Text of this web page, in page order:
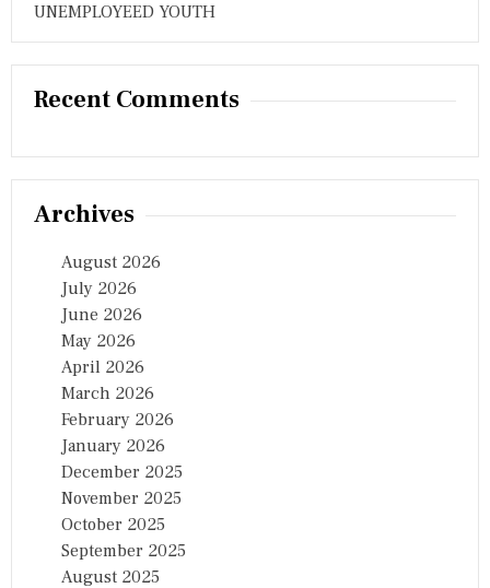
UNEMPLOYEED YOUTH
Recent Comments
Archives
August 2026
July 2026
June 2026
May 2026
April 2026
March 2026
February 2026
January 2026
December 2025
November 2025
October 2025
September 2025
August 2025